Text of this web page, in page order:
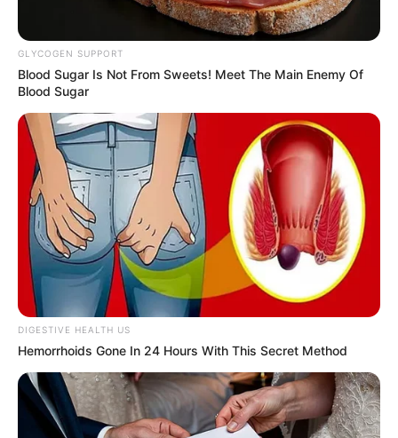
TULIS KOMENTAR
Alamat email Anda tidak akan dipublikasikan.
GLYCOGEN SUPPORT
Blood Sugar Is Not From Sweets! Meet The Main Enemy Of
Blood Sugar
DIGESTIVE HEALTH US
Hemorrhoids Gone In 24 Hours With This Secret Method